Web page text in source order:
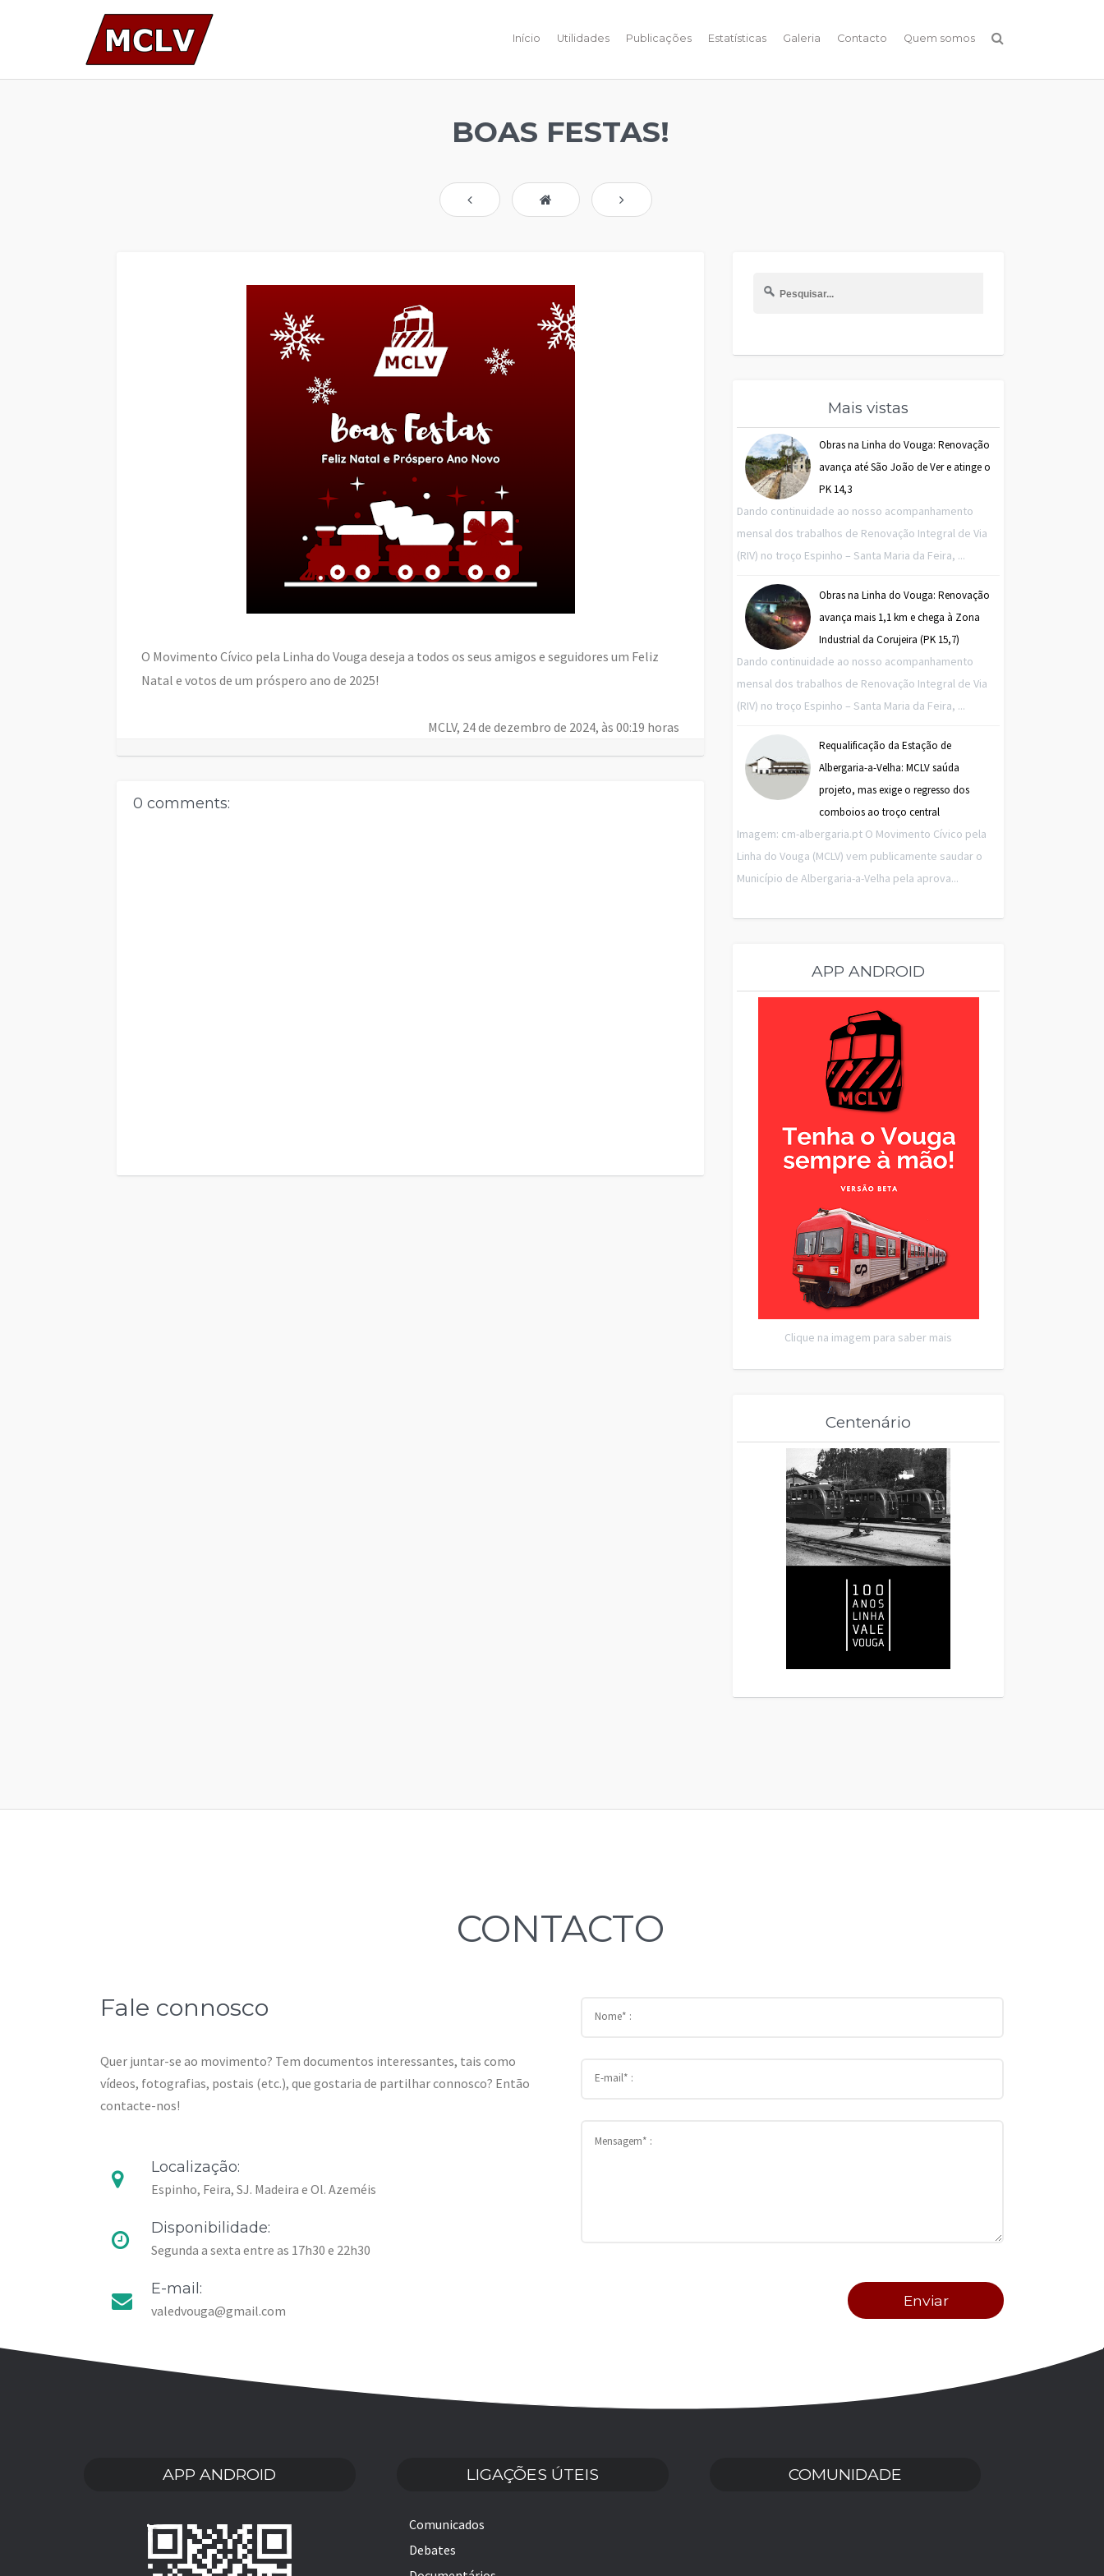
Início Utilidades Publicações Estatísticas Galeria Contacto Quem somos
BOAS FESTAS!
O Movimento Cívico pela Linha do Vouga deseja a todos os seus amigos e seguidores um Feliz
Natal e votos de um próspero ano de 2025!
MCLV, 24 de dezembro de 2024, às 00:19 horas
0 comments:
Mais vistas
Obras na Linha do Vouga: Renovação
avança até São João de Ver e atinge o
PK 14,3
Dando continuidade ao nosso acompanhamento
mensal dos trabalhos de Renovação Integral de Via
(RIV) no troço Espinho – Santa Maria da Feira, ...
Obras na Linha do Vouga: Renovação
avança mais 1,1 km e chega à Zona
Industrial da Corujeira (PK 15,7)
Dando continuidade ao nosso acompanhamento
mensal dos trabalhos de Renovação Integral de Via
(RIV) no troço Espinho – Santa Maria da Feira, ...
Requalificação da Estação de
Albergaria-a-Velha: MCLV saúda
projeto, mas exige o regresso dos
comboios ao troço central
Imagem: cm-albergaria.pt O Movimento Cívico pela
Linha do Vouga (MCLV) vem publicamente saudar o
Município de Albergaria-a-Velha pela aprova...
APP ANDROID
Clique na imagem para saber mais
Centenário
CONTACTO
Fale connosco
Quer juntar-se ao movimento? Tem documentos interessantes, tais como
vídeos, fotografias, postais (etc.), que gostaria de partilhar connosco? Então
contacte-nos!
Localização:
Espinho, Feira, SJ. Madeira e Ol. Azeméis
Disponibilidade:
Segunda a sexta entre as 17h30 e 22h30
E-mail:
valedvouga@gmail.com
APP ANDROID LIGAÇÕES ÚTEIS
Comunicados
Debates
COMUNIDADE